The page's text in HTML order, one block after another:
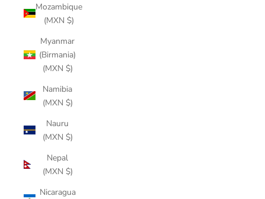
Mozambique
(MXN $)
Myanmar
(Birmania)
(MXN $)
Namibia
(MXN $)
Nauru
(MXN $)
Nepal
(MXN $)
Nicaragua